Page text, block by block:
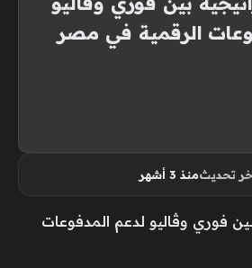
الرقمية في مصر
تحديثمنذ 3 أشهر
فوري وڤاليو لدعم المدفوعات